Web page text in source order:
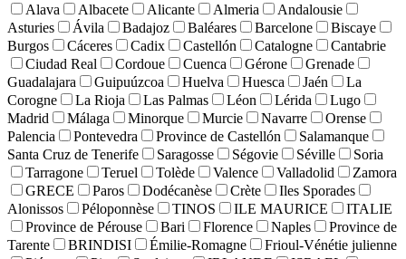
Alava
Albacete Alicante Almeria
Andalousie
Asturies
Ávila Badajoz Baléares Barcelone
Biscaye
Burgos
Cáceres Cadix Castellón Catalogne
Cantabrie
Ciudad Real
Cordoue Cuenca Gérone
Grenade
Guadalajara
Guipuúzcoa Huelva Huesca Jaén
La
Corogne
La Rioja Las Palmas Léon Lérida
Lugo
Madrid
Málaga Minorque Murcie Navarre
Orense
Palencia
Pontevedra Province de Castellón
Salamanque
Santa Cruz de Tenerife
Saragosse Ségovie Séville
Soria
Tarragone
Teruel Tolède Valence Valladolid
Zamora
GRECE
Paros Dodécanèse Crète
Iles Sporades
Alonissos
Péloponnèse TINOS ILE MAURICE
ITALIE
Province de Pérouse
Bari Florence Naples
Province de
Tarente
BRINDISI Émilie-Romagne
Frioul-Vénétie julienne